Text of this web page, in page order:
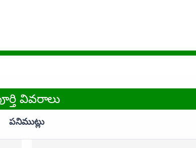
వివరాలు
పనిముట్లు